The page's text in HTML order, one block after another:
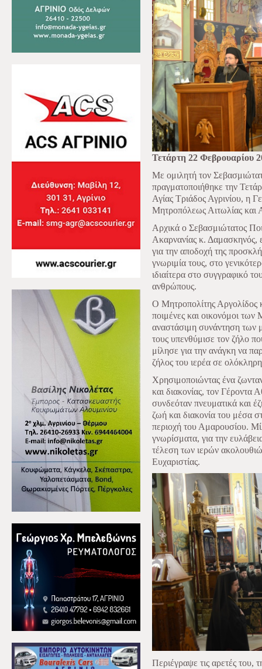
Τετάρτη 22 Φεβρουαρίου
Με ομιλητή τον
πραγματοποιήθηκε την
Αγίας Τριάδος Αγρινίου, η
Μητροπόλεως Αιτωλίας και
Αρχικά ο Σεβασμιώτατος
Ακαρνανίας κ. Δαμασκηνός,
για την αποδοχή της
γνωριμία τους, στο
ιδιαίτερα στο συγγραφικό
ανθρώπους.
Ο Μητροπολίτης Αργολίδος
ποιμένες και οικονόμοι
αναστάσιμη συνάντηση των
τους υπενθύμισε τον ζήλο
μίλησε για την ανάγκη να
ζήλος του ιερέα σε
Χρησιμοποιώντας ένα
και διακονίας, τον Γέροντα
συνδεόταν πνευματικά και
ζωή και διακονία του μέσα
περιοχή του Αμαρουσίου.
γνωρίσματα, για την
τέλεση των ιερών
Ευχαριστίας.
Περιέγραψε τις αρετές του,